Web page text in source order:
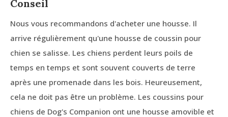
Conseil
Nous vous recommandons d'acheter une housse. Il
arrive régulièrement qu'une housse de coussin pour
chien se salisse. Les chiens perdent leurs poils de
temps en temps et sont souvent couverts de terre
après une promenade dans les bois. Heureusement,
cela ne doit pas être un problème. Les coussins pour
chiens de Dog's Companion ont une housse amovible et